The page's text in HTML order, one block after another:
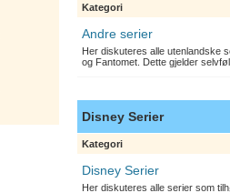
Kategori
Andre serier
Her diskuteres alle utenlandske
og Fantomet. Dette gjelder
Disney Serier
Kategori
Disney Serier
Her diskuteres alle serier som